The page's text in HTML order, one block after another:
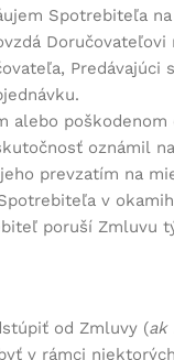
Spotrebiteľa
oznámil
prevzatím na
v
poruší Zmluvu
od Zmluvy (ak
v rámci